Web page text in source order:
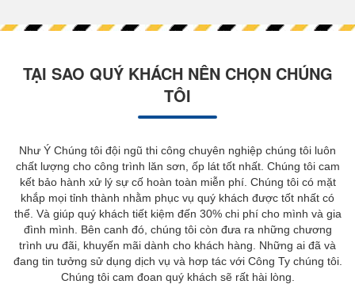
TẠI SAO QUÝ KHÁCH NÊN CHỌN CHÚNG
TÔI
Như Ý Chúng tôi đội ngũ thi công chuyên nghiệp chúng tôi luôn
chất lượng cho công trình lăn sơn, ốp lát tốt nhất. Chúng tôi cam
kết bảo hành xử lý sự cố hoàn toàn miễn phí. Chúng tôi có mặt
khắp mọi tỉnh thành nhằm phục vụ quý khách được tốt nhất có
thể. Và giúp quý khách tiết kiệm đến 30% chi phí cho mình và gia
đình mình. Bên canh đó, chúng tôi còn đưa ra những chương
trình ưu đãi, khuyến mãi dành cho khách hàng. Những ai đã và
đang tin tưởng sử dụng dịch vụ và hơp tác với Công Ty chúng tôi.
Chúng tôi cam đoan quý khách sẽ rất hài lòng.